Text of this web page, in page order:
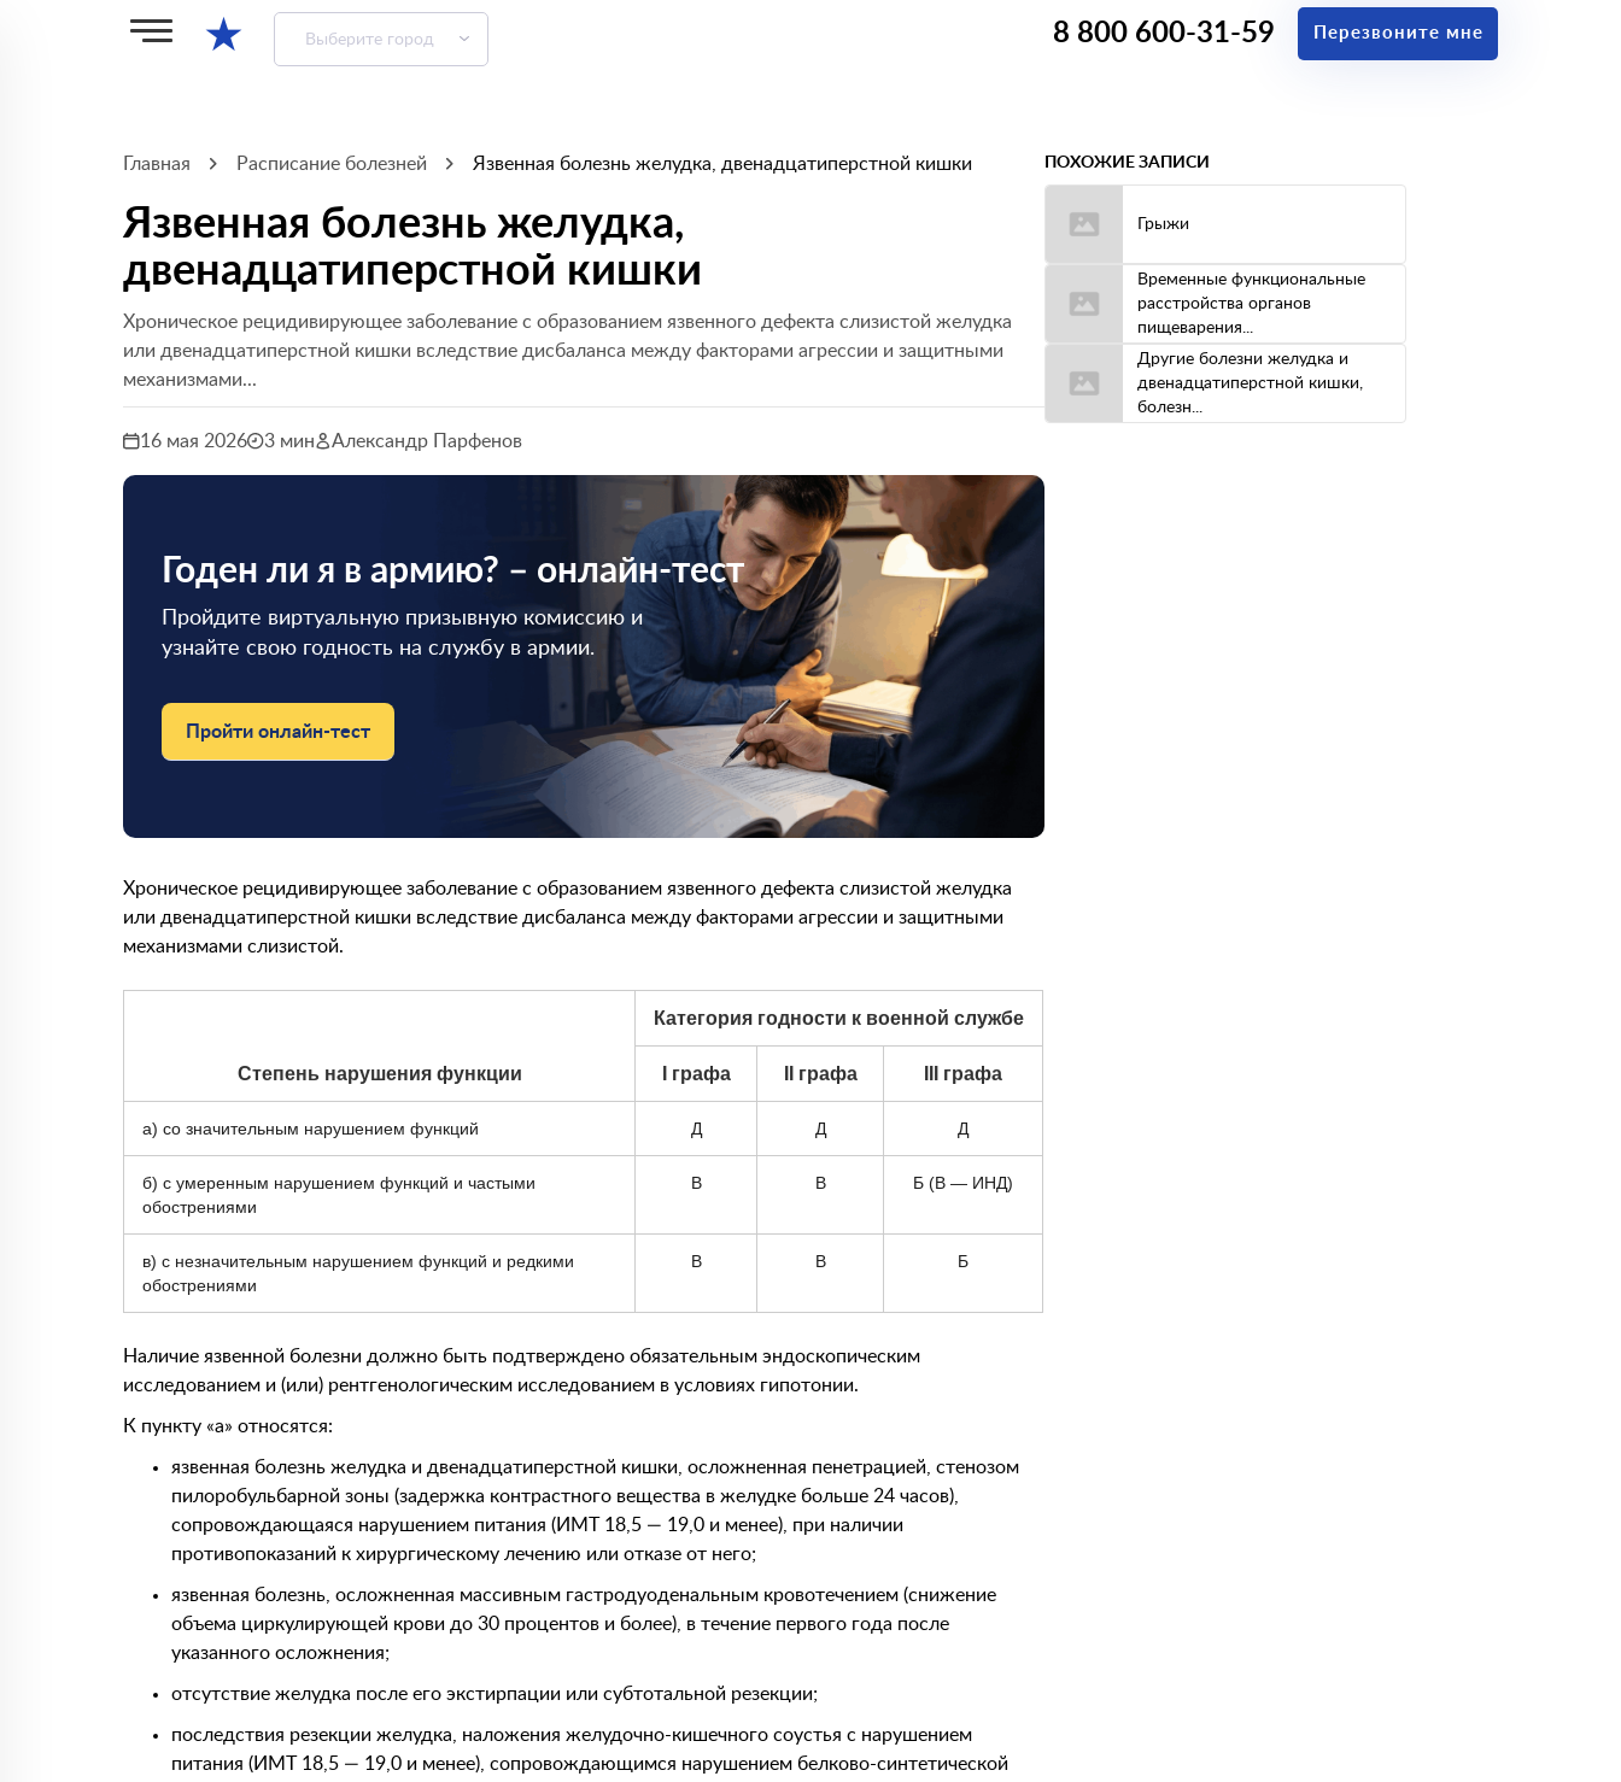
★ Выберите город 8 800 600-31-59 Перезвоните мне
Главная Расписание болезней Язвенная болезнь желудка, двенадцатиперстной кишки
Язвенная болезнь желудка,
двенадцатиперстной кишки
Хроническое рецидивирующее заболевание с образованием язвенного дефекта слизистой желудка
или двенадцатиперстной кишки вследствие дисбаланса между факторами агрессии и защитными
механизмами...
16 мая 2026 3 мин Александр Парфенов
Годен ли я в армию? – онлайн-тест
Пройдите виртуальную призывную комиссию и
узнайте свою годность на службу в армии.
Пройти онлайн-тест
Хроническое рецидивирующее заболевание с образованием язвенного дефекта слизистой желудка
или двенадцатиперстной кишки вследствие дисбаланса между факторами агрессии и защитными
механизмами слизистой.
Степень нарушения функции
Категория годности к военной службе
I графа II графа III графа
а) со значительным нарушением функций Д Д Д
б) с умеренным нарушением функций и частыми
обострениями
В В Б (В — ИНД)
в) с незначительным нарушением функций и редкими
обострениями
В В Б
Наличие язвенной болезни должно быть подтверждено обязательным эндоскопическим
исследованием и (или) рентгенологическим исследованием в условиях гипотонии.
К пункту «а» относятся:
язвенная болезнь желудка и двенадцатиперстной кишки, осложненная пенетрацией, стенозом
пилоробульбарной зоны (задержка контрастного вещества в желудке больше 24 часов),
сопровождающаяся нарушением питания (ИМТ 18,5 — 19,0 и менее), при наличии
противопоказаний к хирургическому лечению или отказе от него;
язвенная болезнь, осложненная массивным гастродуоденальным кровотечением (снижение
объема циркулирующей крови до 30 процентов и более), в течение первого года после
указанного осложнения;
отсутствие желудка после его экстирпации или субтотальной резекции;
последствия резекции желудка, наложения желудочно-кишечного соустья с нарушением
питания (ИМТ 18,5 — 19,0 и менее), сопровождающимся нарушением белково-синтетической
ПОХОЖИЕ ЗАПИСИ
Грыжи
Временные функциональные
расстройства органов
пищеварения...
Другие болезни желудка и
двенадцатиперстной кишки,
болезн...